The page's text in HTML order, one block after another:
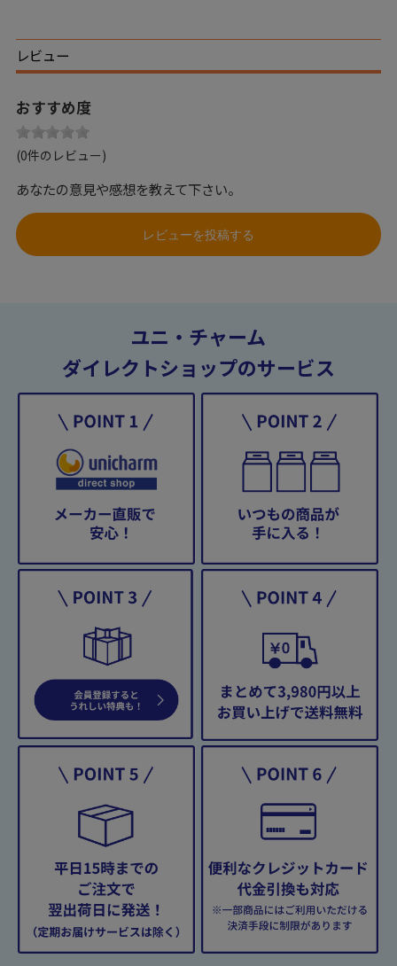
レビュー
おすすめ度
(0件のレビュー)
あなたの意見や感想を教えて下さい。
レビューを投稿する
ユニ・チャーム
ダイレクトショップのサービス